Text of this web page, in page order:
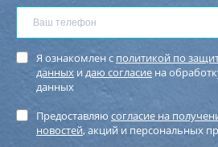
Я ознакомлен с политикой по
данных идаю согласие на
данных
Предоставляю согласие на
новостей, акций и персональных